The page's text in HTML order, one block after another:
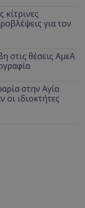
κίτρινες
για τον
στις θέσεις ΑμεΑ
στην Αγία
ιδιοκτήτες